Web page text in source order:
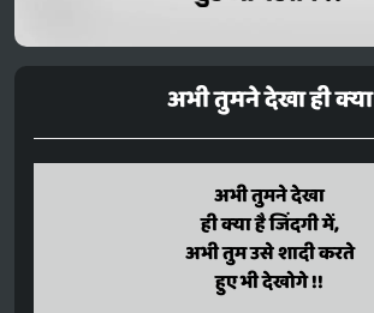
अभी तुमने देखा ही क्या
अभी तुमने देखा
ही क्या है जिंदगी में,
अभी तुम उसे शादी करते
हुए भी देखोगे !!
abhi tumane dekha
hi kya hai jindagi mein,
abhi tum use shaadi karate
hue bhi dekhoge !!